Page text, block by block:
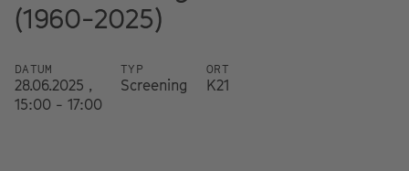
(1960-2025)
DATUM
28.06.2025 ,
15:00 - 17:00
TYP
Screening
ORT
K21